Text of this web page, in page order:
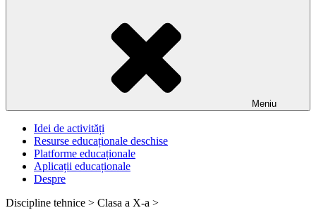
Meniu
Idei de activități
Resurse educaționale deschise
Platforme educaționale
Aplicații educaționale
Despre
Discipline tehnice > Clasa a X-a >